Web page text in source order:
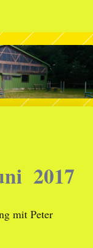
2017
mit Peter